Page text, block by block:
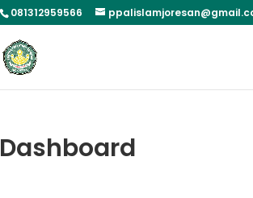
081312959566
Dashboard